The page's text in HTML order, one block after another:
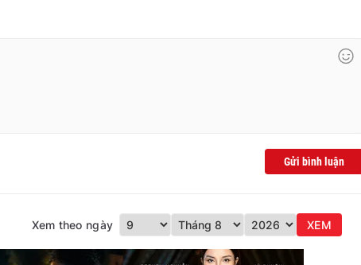
Gửi bình luận
Xem theo ngày XEM